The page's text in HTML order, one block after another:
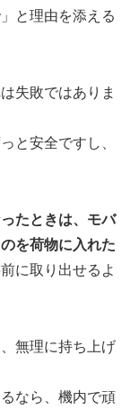
と理由を添える
失敗ではありま
と安全ですし、
たときは、モバ
を荷物に入れた
に取り出せるよ
無理に持ち上げ
なら、機内で頑